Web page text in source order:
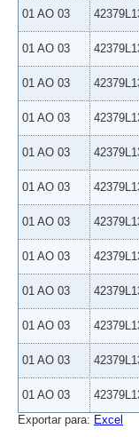
01 AO 03
01 AO 03
01 AO 03
01 AO 03
01 AO 03
01 AO 03
01 AO 03
01 AO 03
01 AO 03
01 AO 03
01 AO 03
01 AO 03
Exportar para: Excel